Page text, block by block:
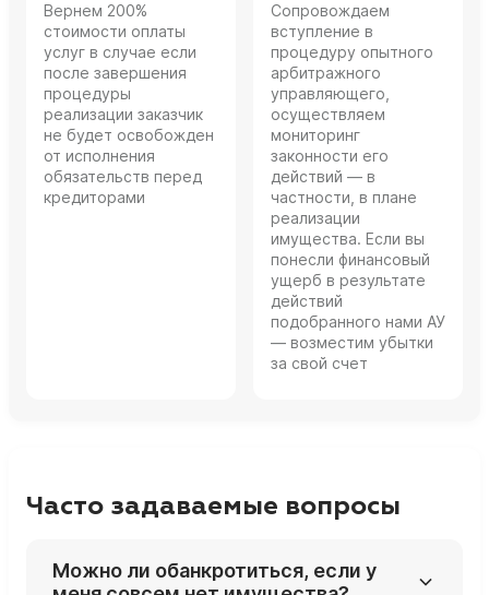
Вернем 200%
стоимости оплаты
услуг в случае если
после завершения
процедуры
реализации заказчик
не будет освобожден
от исполнения
обязательств перед
кредиторами
Сопровождаем
вступление в
процедуру опытного
арбитражного
управляющего,
осуществляем
мониторинг
законности его
действий — в
частности, в плане
реализации
имущества. Если вы
понесли финансовый
ущерб в результате
действий
подобранного нами АУ
— возместим убытки
за свой счет
Часто задаваемые вопросы
Можно ли обанкротиться, если у